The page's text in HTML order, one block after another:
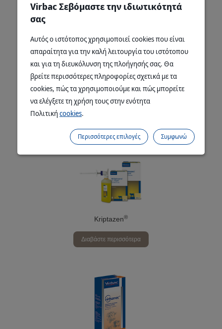
Deltanil®
Kriptazen®
Διαβάστε περισσότερα
Virbac Σεβόμαστε την ιδιωτικότητά
σας
Αυτός ο ιστότοπος χρησιμοποιεί cookies που είναι
απαραίτητα για την καλή λειτουργία του ιστότοπου
και για τη διευκόλυνση της πλοήγησής σας. Θα
βρείτε περισσότερες πληροφορίες σχετικά με τα
cookies, πώς τα χρησιμοποιούμε και πώς μπορείτε
να ελέγξετε τη χρήση τους στην ενότητα
Πολιτικήcookies.
Συμφωνώ
Περισσότερες επιλογές